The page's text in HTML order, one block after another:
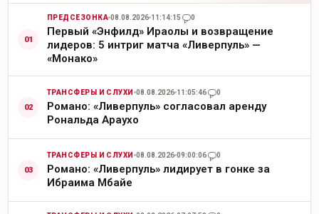
ПРЕДСЕЗОНКА 08.08.2026 11:14:15 0
Первый «Энфилд» Ираолы и возвращение
лидеров: 5 интриг матча «Ливерпуль» —
«Монако»
ТРАНСФЕРЫ И СЛУХИ 08.08.2026 11:05:46 0
Романо: «Ливерпуль» согласовал аренду
Рональда Араухо
ТРАНСФЕРЫ И СЛУХИ 08.08.2026 09:00:06 0
Романо: «Ливерпуль» лидирует в гонке за
Ибраима Мбайе